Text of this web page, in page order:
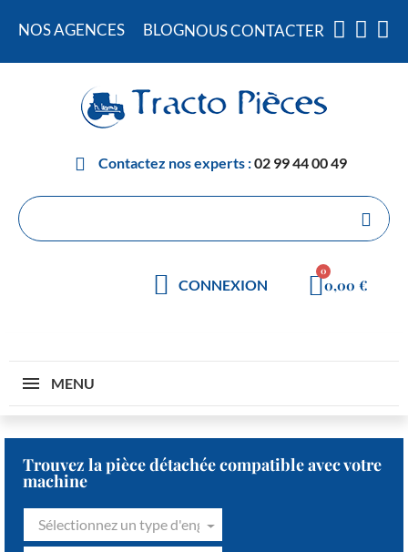
NOS AGENCES BLOGNOUS CONTACTER
Contactez nos experts :02 99 44 00 49
CONNEXION 0,00 €
MENU
Trouvez la pièce détachée compatible avec votre
machine
Sélectionnez un type d'engin